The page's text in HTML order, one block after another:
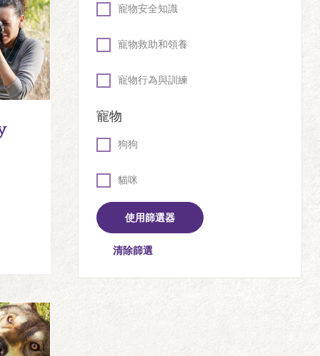
寵物安全知識
寵物救助和領養
寵物行為與訓練
寵物
狗狗
貓咪
清除篩選